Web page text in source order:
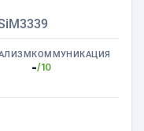
КОММУНИКАЦИЯ
-/10